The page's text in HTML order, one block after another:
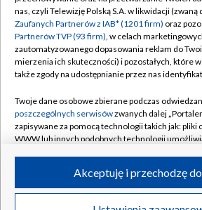
Emisja w TVP
Centrum informacji TVP
Naziemna Telewizja Cyfrowa
Rada Programowa
System NOS
Informacje o nadawcy
Program dla prasy
Polityka
Moje zgody
Pomoc
Kontakt
Kanały
©2026 Telewizja Polska S.A.
nas, czyli Telewizję Polską S.A. w likwidacji (zwaną
Zaufanych Partnerów z IAB* (1201 firm) oraz
Partnerów TVP (93 firm), w celach
zautomatyzowanego dopasowania reklam do
mierzenia ich skuteczności) i pozostałych, które
także zgody na udostępnianie przez nas
Twoje dane osobowe zbierane podczas
poszczególnych serwisówzwanych dalej
zapisywane za pomocą technologii takich jak: pliki
WWW lub innych podobnych technologii
ruchu w Internecie.
Twoje dane osobowe zbierane podczas
Akceptuję i przechodzę